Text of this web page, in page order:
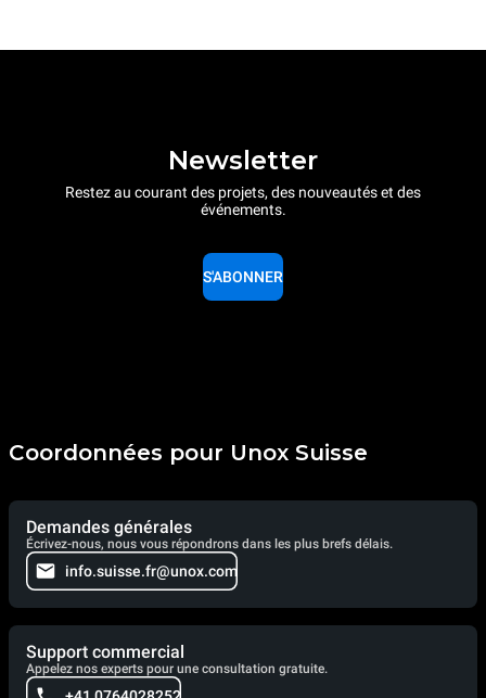
Newsletter
Restez au courant des projets, des nouveautés et des
événements.
S'ABONNER
Coordonnées pour Unox Suisse
Demandes générales
Écrivez-nous, nous vous répondrons dans les plus brefs délais.
info.suisse.fr@unox.com
Support commercial
Appelez nos experts pour une consultation gratuite.